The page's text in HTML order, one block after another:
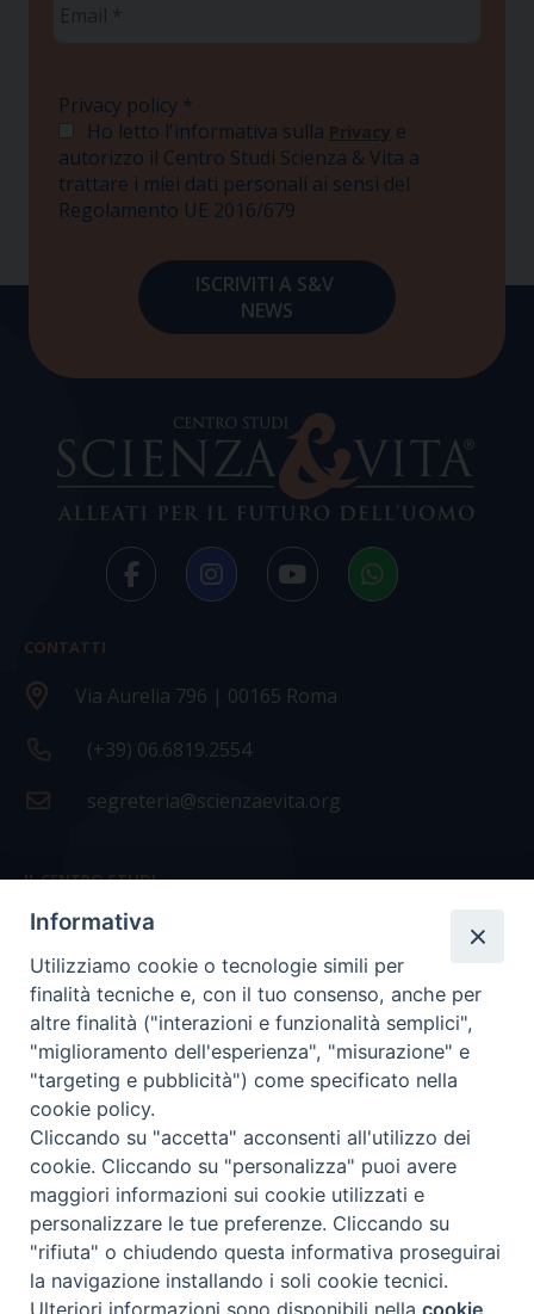
Privacy policy *
Ho letto l'informativa sulla Privacy e
autorizzo il Centro Studi Scienza & Vita a
trattare i miei dati personali ai sensi del
Regolamento UE 2016/679
CONTATTI
Via Aurelia 796 | 00165 Roma
(+39) 06.6819.2554
segreteria@scienzaevita.org
IL CENTRO STUDI
La nostra storia
Statuto
Presidenza e ufficio presidenza
Consiglio scientifico
Coordinamento nazionale
COPYRIGHT Scienza & Vita - C.F96600690588- Tutti i
diritti -Privacy- Credits
Informativa
Utilizziamo cookie o tecnologie simili per
finalità tecniche e, con il tuo consenso, anche per
altre finalità ("interazioni e funzionalità semplici",
"miglioramento dell'esperienza", "misurazione" e
"targeting e pubblicità") come specificato nella
cookie policy.
Cliccando su "accetta" acconsenti all'utilizzo dei
cookie. Cliccando su "personalizza" puoi avere
maggiori informazioni sui cookie utilizzati e
personalizzare le tue preferenze. Cliccando su
"rifiuta" o chiudendo questa informativa proseguirai
la navigazione installando i soli cookie tecnici.